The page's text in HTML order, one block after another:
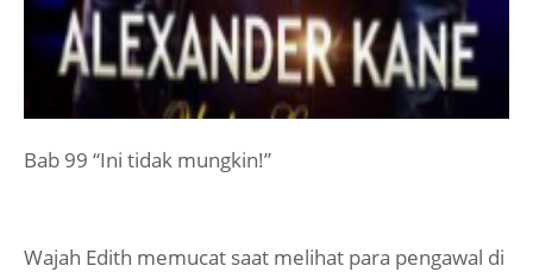
Bab 99 “Ini tidak mungkin!”
Wajah Edith memucat saat melihat para pengawal di